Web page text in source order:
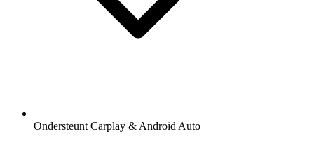
Ondersteunt Carplay & Android Auto